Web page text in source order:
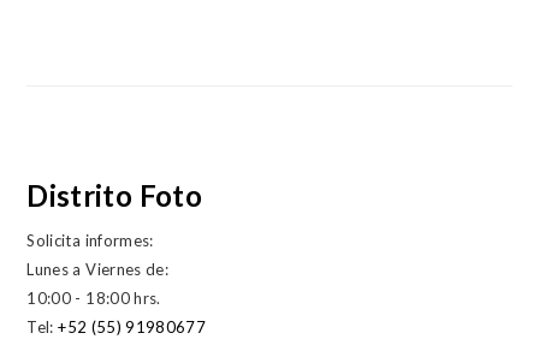
Distrito Foto
Solicita informes:
Lunes a Viernes de:
10:00 - 18:00 hrs.
Tel:+52 (55) 91980677